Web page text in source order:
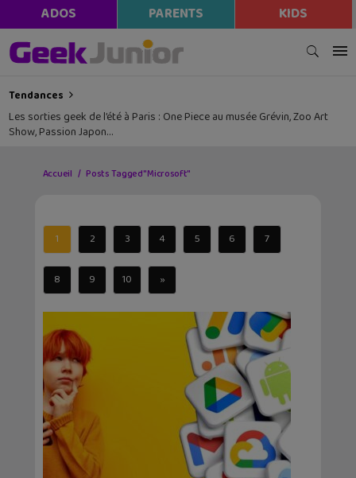
ADOS PARENTS KIDS
Tendances
Les sorties geek de l’été à Paris : One Piece au musée Grévin, Zoo Art
Show, Passion Japon…
Accueil Posts Tagged "Microsoft"
1 2 3 4 5 6 7
8 9 10 »